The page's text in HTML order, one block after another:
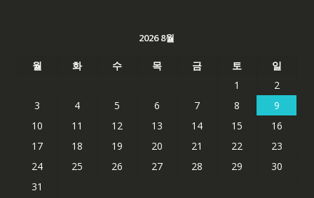
2026 8월
월 화 수 목 금 토
일
1
2
3
4 5 6 7 8
9
10
11 12 13 14 15
16
17
18 19 20 21 22
23
24
25 26 27 28 29
30
31